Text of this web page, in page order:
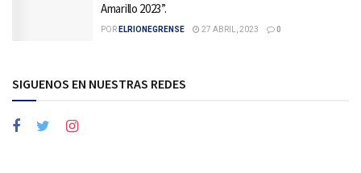
Amarillo 2023”.
POR ELRIONEGRENSE 27 ABRIL, 2023 0
SIGUENOS EN NUESTRAS REDES